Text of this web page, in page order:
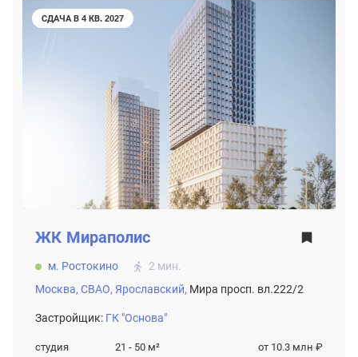
СДАЧА В 4 КВ. 2027
ЖК Мираполис
м. Ростокино
2 мин.
Москва, СВАО, Ярославский, Мира просп. вл.222/2
Застройщик: ГК "Основа"
студия 21 - 50 м²
от 10.3 млн ₽